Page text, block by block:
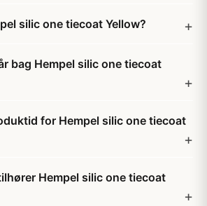
silic one tiecoat Yellow?
bag Hempel silic one tiecoat
for Hempel silic one tiecoat
Hempel silic one tiecoat